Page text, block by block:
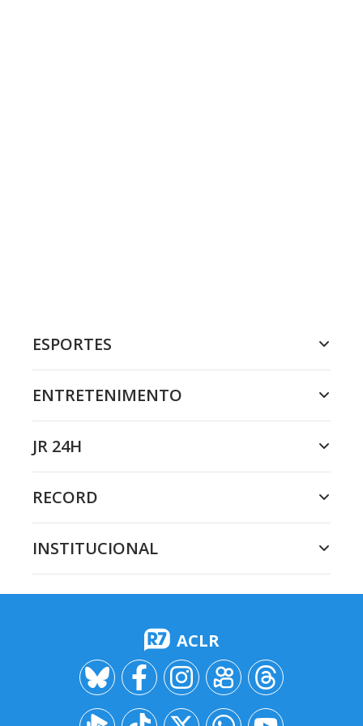
ESPORTES
ENTRETENIMENTO
JR 24H
RECORD
INSTITUCIONAL
ACLR